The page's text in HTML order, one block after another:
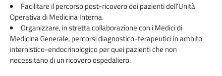
Facilitare il percorso post-ricovero dei pazienti dell’Unità
Operativa di Medicina Interna.
Organizzare, in stretta collaborazione con i Medici di
Medicina Generale, percorsi diagnostico-terapeutici in ambito
internistico-endocrinologico per quei pazienti che non
necessitano di un ricovero ospedaliero.